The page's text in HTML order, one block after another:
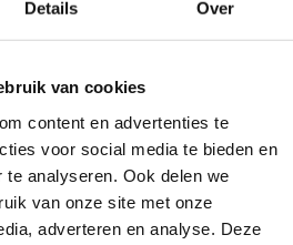
voor social media te bieden en
analyseren. Ook delen we
van onze site met onze
adverteren en analyse. Deze
combineren met andere
verstrekt of die ze hebben